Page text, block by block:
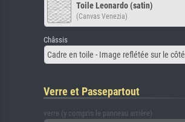
Toile Leonardo (satin)
(Canvas Venezia)
Châssis
Cadre en toile - Image reflétée sur le côté
Verre et Passepartout
verre (y compris le panneau arrière)